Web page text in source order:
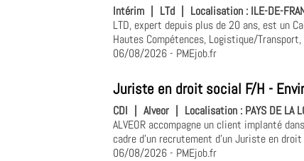
Intérim LTd Localisation : ILE-DE-
LTD, expert depuis plus de 20 ans, est un
Hautes Compétences, Logistique/
06/08/2026- PMEjob.fr
Juriste en droit social F/H -
CDI | Alveor | Localisation : PAYS DE LA
ALVEOR accompagne un client implanté
cadre d'un recrutement d'un Juriste en
06/08/2026- PMEjob.fr